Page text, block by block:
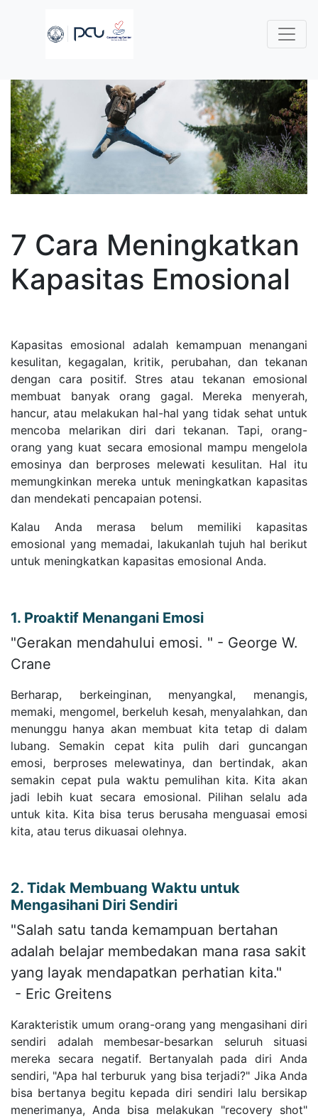
7 Cara Meningkatkan
Kapasitas Emosional
Kapasitas emosional adalah kemampuan menangani
kesulitan, kegagalan, kritik, perubahan, dan tekanan
dengan cara positif. Stres atau tekanan emosional
membuat banyak orang gagal. Mereka menyerah,
hancur, atau melakukan hal-hal yang tidak sehat untuk
mencoba melarikan diri dari tekanan. Tapi, orang-
orang yang kuat secara emosional mampu mengelola
emosinya dan berproses melewati kesulitan. Hal itu
memungkinkan mereka untuk meningkatkan kapasitas
dan mendekati pencapaian potensi.
Kalau Anda merasa belum memiliki kapasitas
emosional yang memadai, lakukanlah tujuh hal berikut
untuk meningkatkan kapasitas emosional Anda.
1. Proaktif Menangani Emosi
"Gerakan mendahului emosi. " - George W.
Crane
Berharap, berkeinginan, menyangkal, menangis,
memaki, mengomel, berkeluh kesah, menyalahkan, dan
menunggu hanya akan membuat kita tetap di dalam
lubang. Semakin cepat kita pulih dari guncangan
emosi, berproses melewatinya, dan bertindak, akan
semakin cepat pula waktu pemulihan kita. Kita akan
jadi lebih kuat secara emosional. Pilihan selalu ada
untuk kita. Kita bisa terus berusaha menguasai emosi
kita, atau terus dikuasai olehnya.
2. Tidak Membuang Waktu untuk
Mengasihani Diri Sendiri
"Salah satu tanda kemampuan bertahan
adalah belajar membedakan mana rasa sakit
yang layak mendapatkan perhatian kita."
- Eric Greitens
Karakteristik umum orang-orang yang mengasihani diri
sendiri adalah membesar-besarkan seluruh situasi
mereka secara negatif. Bertanyalah pada diri Anda
sendiri, "Apa hal terburuk yang bisa terjadi?" Jika Anda
bisa bertanya begitu kepada diri sendiri lalu bersikap
menerimanya, Anda bisa melakukan "recovery shot"